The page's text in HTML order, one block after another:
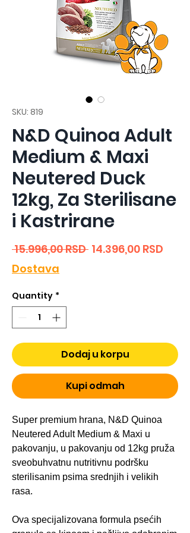
SKU: 819
N&D Quinoa Adult
Medium & Maxi
Neutered Duck
12kg, Za Sterilisane
i Kastrirane
15.996,00 RSD Regular
14.396,00 RSD
Dostava
Quantity *
Dodaj u korpu
Kupi odmah
Super premium hrana, N&D Quinoa
Neutered Adult Medium & Maxi u
pakovanju, u pakovanju od 12kg pruža
sveobuhvatnu nutritivnu podršku
sterilisanim psima srednjih i velikih
rasa.
Ova specijalizovana formula psećih